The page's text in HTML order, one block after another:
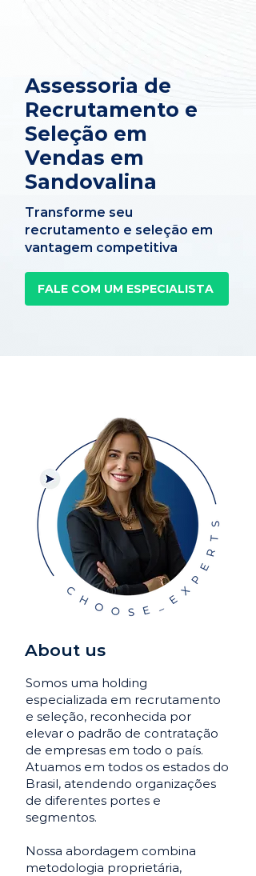
Assessoria de
Recrutamento e
Seleção em
Vendas em
Sandovalina
Transforme seu
recrutamento e seleção em
vantagem competitiva
FALE COM UM ESPECIALISTA
About us
Somos uma holding
especializada em recrutamento
e seleção, reconhecida por
elevar o padrão de contratação
de empresas em todo o país.
Atuamos em todos os estados do
Brasil, atendendo organizações
de diferentes portes e
segmentos.
Nossa abordagem combina
metodologia proprietária,